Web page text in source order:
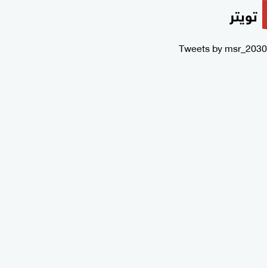
تويتر
Tweets by msr_2030